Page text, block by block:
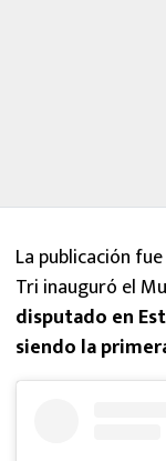
La publicación
Tri inauguró el
disputado en
siendo la